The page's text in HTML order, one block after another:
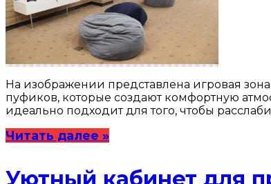
На изображении представлена игровая
пуфиков, которые создают комфортную
идеально подходит для того, чтобы
Читать далее »
Уютный кабинет для